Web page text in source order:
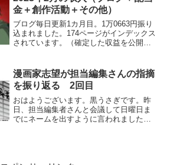
金＋創作活動＋その他）
ブログ毎日更新1カ月目。1万0663円振り
込まれました。174ページがインデックス
されています。（確定した収益を公開す
メタキーワードが完全に無視されます」
漫画家志望が担当編集さんの指摘
を振り返る 2回目
おはようございます。黒うさぎです。昨
日、担当編集者さんと会議して日曜日ま
でにネームを出すように言われました。